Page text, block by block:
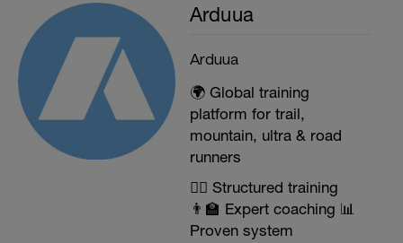
Arduua
Arduua
🌍 Global training
platform for trail,
mountain, ultra & road
runners
🏃‍♂️ Structured training
👨‍🏫 Expert coaching 📊
Proven system